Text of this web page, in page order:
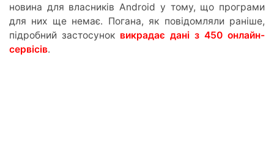
новина для власників Android у тому, що програми
для них ще немає. Погана, як повідомляли раніше,
підробний застосунок викрадає дані з 450 онлайн-
сервісів.